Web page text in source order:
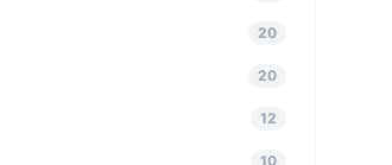
20
20
12
10